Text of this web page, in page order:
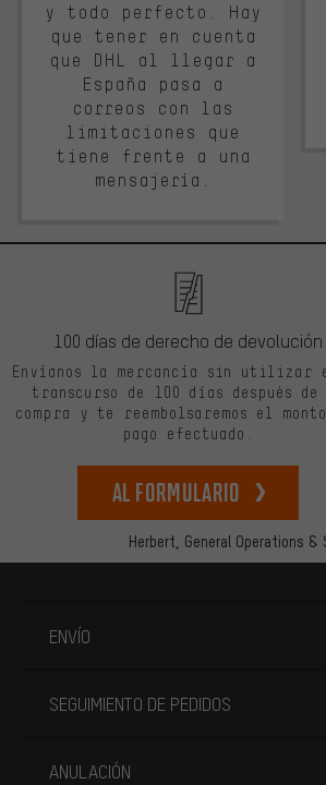
y todo perfecto. Hay
que tener en cuenta
que DHL al llegar a
España pasa a
correos con las
limitaciones que
tiene frente a una
mensajería.
Herbert, General Operations &
100 días de derecho de devolución
Envíanos la mercancía sin utilizar
transcurso de 100 días después de
compra y te reembolsaremos el
pago efectuado.
Al formulario
ENVÍO
SEGUIMIENTO DE PEDIDOS
ANULACIÓN